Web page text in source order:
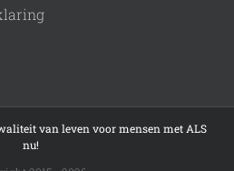
van leven voor mensen met ALS
nu!